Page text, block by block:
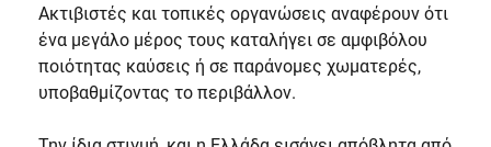
Ακτιβιστές και τοπικές οργανώσεις αναφέρουν ότι
ένα μεγάλο μέρος τους καταλήγει σε αμφιβόλου
ποιότητας καύσεις ή σε παράνομες χωματερές,
υποβαθμίζοντας το περιβάλλον.